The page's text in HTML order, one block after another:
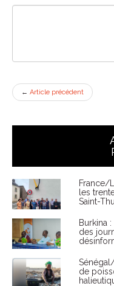
← Article précédent
France/
les
Saint-
Burkina
des
de